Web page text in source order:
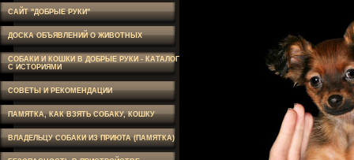
САЙТ "ДОБРЫЕ РУКИ"
ДОСКА ОБЪЯВЛЕНИЙ О ЖИВОТНЫХ
СОБАКИ И КОШКИ В ДОБРЫЕ РУКИ - КАТАЛОГ
С ИСТОРИЯМИ
СОВЕТЫ И РЕКОМЕНДАЦИИ
ПАМЯТКА, КАК ВЗЯТЬ СОБАКУ, КОШКУ
ВЛАДЕЛЬЦУ СОБАКИ ИЗ ПРИЮТА (ПАМЯТКА)